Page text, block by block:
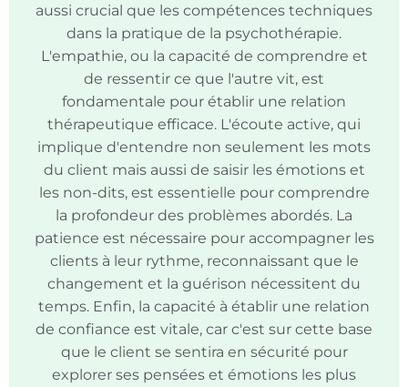
aussi crucial que les compétences techniques
dans la pratique de la psychothérapie.
L'empathie, ou la capacité de comprendre et
de ressentir ce que l'autre vit, est
fondamentale pour établir une relation
thérapeutique efficace. L'écoute active, qui
implique d'entendre non seulement les mots
du client mais aussi de saisir les émotions et
les non-dits, est essentielle pour comprendre
la profondeur des problèmes abordés. La
patience est nécessaire pour accompagner les
clients à leur rythme, reconnaissant que le
changement et la guérison nécessitent du
temps. Enfin, la capacité à établir une relation
de confiance est vitale, car c'est sur cette base
que le client se sentira en sécurité pour
explorer ses pensées et émotions les plus